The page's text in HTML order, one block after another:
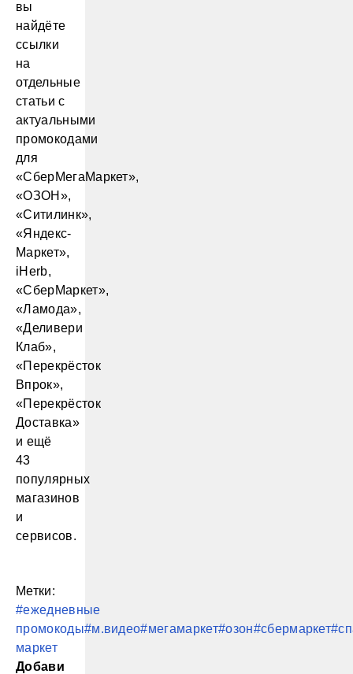
вы
найдёте
ссылки
на
отдельные
статьи с
актуальными
промокодами
для
«СберМегаМаркет»,
«ОЗОН»,
«Ситилинк»,
«Яндекс-
Маркет»,
iHerb,
«СберМаркет»,
«Ламода»,
«Деливери
Клаб»,
«Перекрёсток
Впрок»,
«Перекрёсток
Доставка»
и ещё
43
популярных
магазинов
и
сервисов.
Метки:
#ежедневные
промокоды#м.видео#мегамаркет#озон#сбермаркет
маркет
Добави